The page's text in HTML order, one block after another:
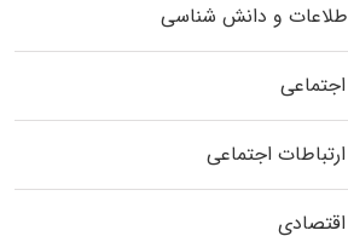
و دانش شناسی
اجتماعی